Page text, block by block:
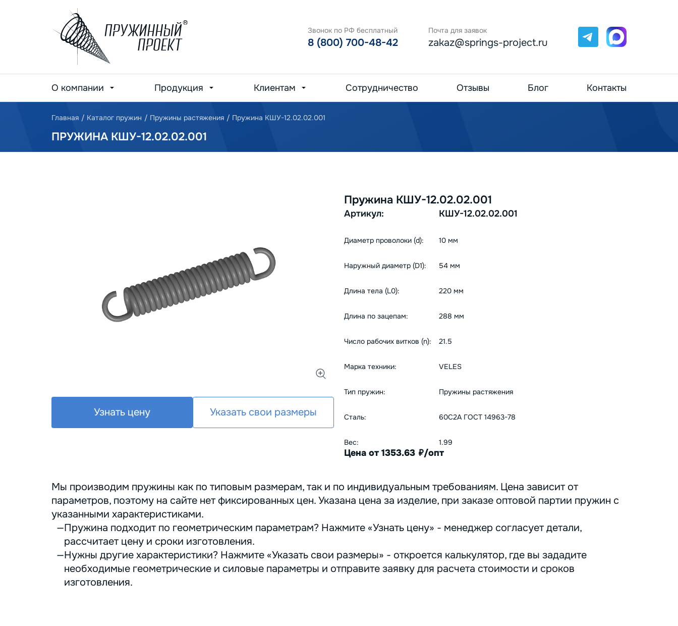
Звонок по РФ бесплатный
8 (800) 700-48-42
Почта для заявок
zakaz@springs-project.ru
Telegram
О компании Продукция Клиентам Сотрудничество Отзывы Блог Контакты
Главная / Каталог пружин / Пружины растяжения / Пружина КШУ-12.02.02.001
ПРУЖИНА КШУ-12.02.02.001
Пружина КШУ-12.02.02.001
Артикул: КШУ-12.02.02.001
Диаметр проволоки (d): 10 мм
Наружный диаметр (D1): 54 мм
Длина тела (L0): 220 мм
Длина по зацепам: 288 мм
Число рабочих витков (n): 21.5
Марка техники: VELES
Тип пружин: Пружины растяжения
Сталь: 60С2А ГОСТ 14963-78
Вес: 1.99
Цена от 1353.63 руб./опт
Узнать цену Указать свои размеры
Мы производим пружины как по типовым размерам, так и по индивидуальным требованиям. Цена зависит от
параметров, поэтому на сайте нет фиксированных цен. Указана цена за изделие, при заказе оптовой партии пружин с
указанными характеристиками.
Пружина подходит по геометрическим параметрам? Нажмите «Узнать цену» - менеджер согласует детали,
рассчитает цену и сроки изготовления.
Нужны другие характеристики? Нажмите «Указать свои размеры» - откроется калькулятор, где вы зададите
необходимые геометрические и силовые параметры и отправите заявку для расчета стоимости и сроков
изготовления.